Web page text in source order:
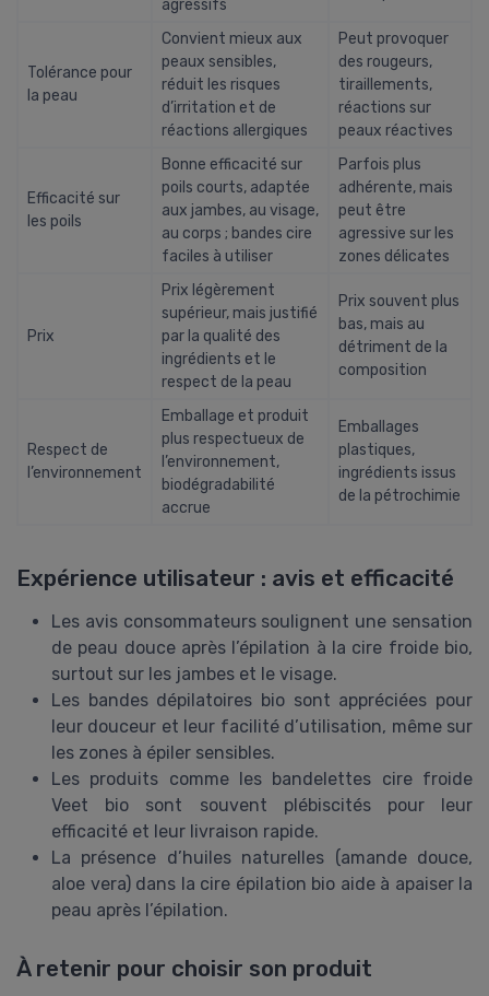
agressifs
Tolérance pour
la peau
Convient mieux aux
peaux sensibles,
réduit les risques
d’irritation et de
réactions allergiques
Peut provoquer
des rougeurs,
tiraillements,
réactions sur
peaux réactives
Efficacité sur
les poils
Bonne efficacité sur
poils courts, adaptée
aux jambes, au visage,
au corps ; bandes cire
faciles à utiliser
Parfois plus
adhérente, mais
peut être
agressive sur les
zones délicates
Prix
Prix légèrement
supérieur, mais justifié
par la qualité des
ingrédients et le
respect de la peau
Prix souvent plus
bas, mais au
détriment de la
composition
Respect de
l’environnement
Emballage et produit
plus respectueux de
l’environnement,
biodégradabilité
accrue
Emballages
plastiques,
ingrédients issus
de la pétrochimie
Expérience utilisateur : avis et efficacité
Les avis consommateurs soulignent une sensation
de peau douce après l’épilation à la cire froide bio,
surtout sur les jambes et le visage.
Les bandes dépilatoires bio sont appréciées pour
leur douceur et leur facilité d’utilisation, même sur
les zones à épiler sensibles.
Les produits comme les bandelettes cire froide
Veet bio sont souvent plébiscités pour leur
efficacité et leur livraison rapide.
La présence d’huiles naturelles (amande douce,
aloe vera) dans la cire épilation bio aide à apaiser la
peau après l’épilation.
À retenir pour choisir son produit